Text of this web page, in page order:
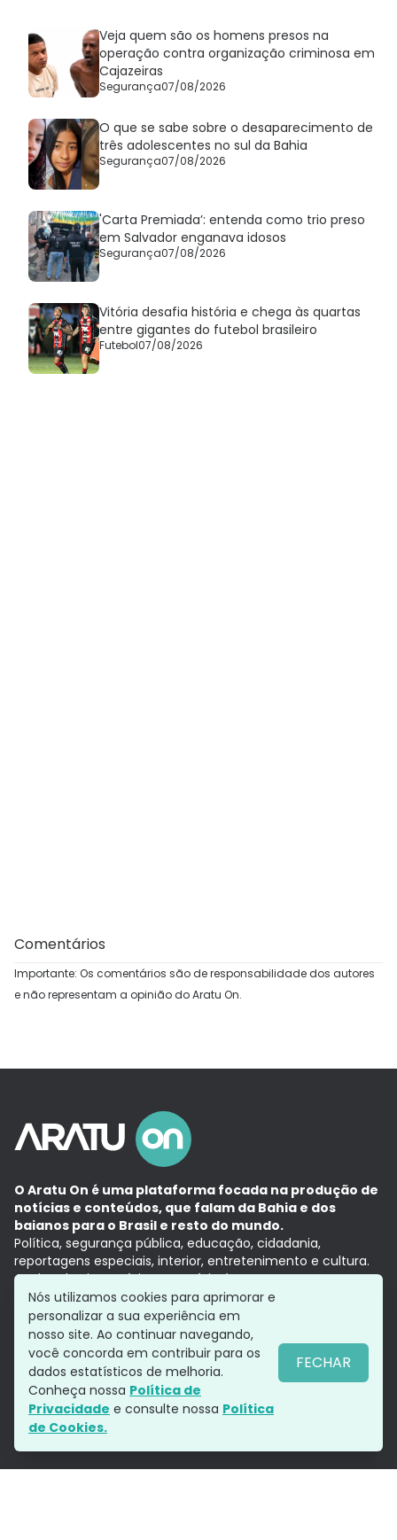
Veja quem são os homens presos na
operação contra organização criminosa em
Cajazeiras
Segurança07/08/2026
O que se sabe sobre o desaparecimento de
três adolescentes no sul da Bahia
Segurança07/08/2026
'Carta Premiada’: entenda como trio preso
em Salvador enganava idosos
Segurança07/08/2026
Vitória desafia história e chega às quartas
entre gigantes do futebol brasileiro
Futebol07/08/2026
Comentários
Importante: Os comentários são de responsabilidade dos autores
e não representam a opinião do Aratu On.
O Aratu On é uma plataforma focada na produção de
notícias e conteúdos, que falam da Bahia e dos
baianos para o Brasil e resto do mundo.
Política, segurança pública, educação, cidadania,
reportagens especiais, interior, entretenimento e cultura.
Aqui, tudo vira notícia e a notícia é no tempo presente,
com a credibilidade do Grupo Aratu.
Grupo Aratu
Política de privacidade
Siga-nos
Nós utilizamos cookies para aprimorar e
personalizar a sua experiência em
nosso site. Ao continuar navegando,
você concorda em contribuir para os
dados estatísticos de melhoria.
Conheça nossa Política de
Privacidade e consulte nossa Política
de Cookies.
FECHAR